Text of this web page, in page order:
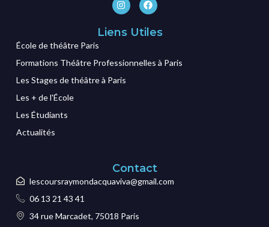
Liens Utiles
École de théâtre Paris
Formations Théâtre Professionnelles à Paris
Les Stages de théâtre à Paris
Les + de l'École
Les Étudiants
Actualités
Contact
lescoursraymondacquaviva@gmail.com
06 13 21 43 41
34 rue Marcadet, 75018 Paris